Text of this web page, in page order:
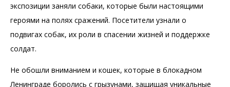
экспозиции заняли собаки, которые были настоящими
героями на полях сражений. Посетители узнали о
подвигах собак, их роли в спасении жизней и поддержке
солдат.
Не обошли вниманием и кошек, которые в блокадном
Ленинграде боролись с грызунами, защищая уникальные